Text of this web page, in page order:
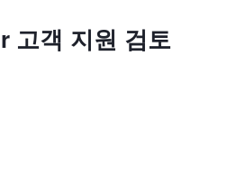
고객 지원 검토